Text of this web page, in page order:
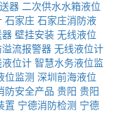
器 二次供水水箱液位
石家庄 石家庄消防液
器 壁挂安装 无线液位
溢流报警器 无线液位计
位计 智慧水务液位监
位监测 深圳前海液位
防安全产品 贵阳 贵阳
置 宁德消防检测 宁德